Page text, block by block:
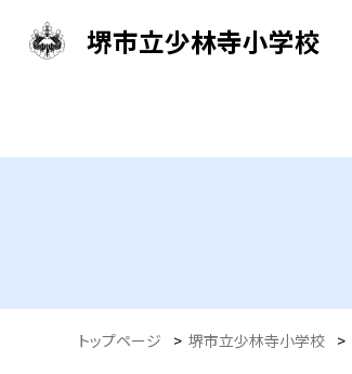
堺市立少林寺小学校
トップページ > 堺市立少林寺小学校 >